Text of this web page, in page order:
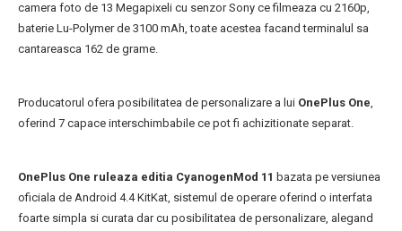
camera foto de 13 Megapixeli cu senzor Sony ce filmeaza cu 2160p,
baterie Lu-Polymer de 3100 mAh, toate acestea facand terminalul sa
cantareasca 162 de grame.
Producatorul ofera posibilitatea de personalizare a lui OnePlus One,
oferind 7 capace interschimbabile ce pot fi achizitionate separat.
OnePlus One ruleaza editia CyanogenMod 11 bazata pe versiunea
oficiala de Android 4.4 KitKat, sistemul de operare oferind o interfata
foarte simpla si curata dar cu posibilitatea de personalizare, alegand